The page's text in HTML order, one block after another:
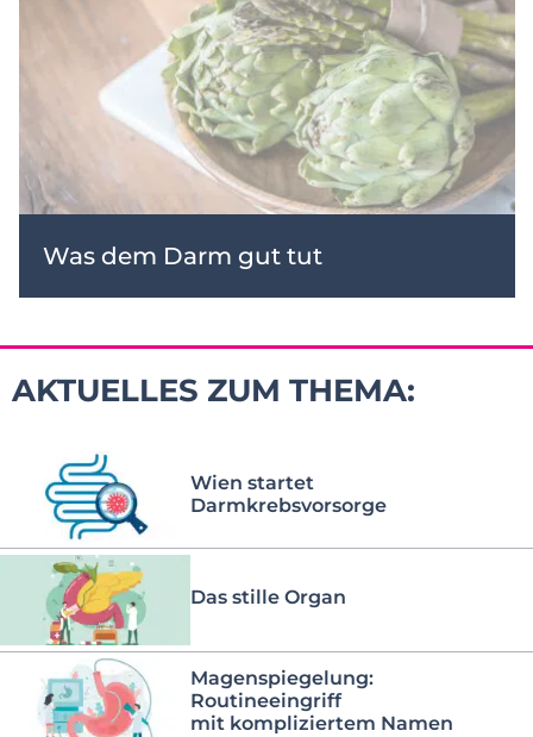
Was dem Darm gut tut
AKTUELLES ZUM THEMA:
Wien startet
Darmkrebsvorsorge
Das stille Organ
Magenspiegelung:
Routineeingriff
mit kompliziertem Namen